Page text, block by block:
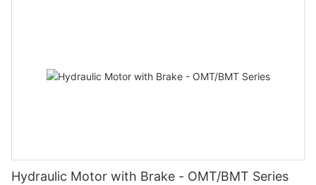
Hydraulic Motor with Brake - OMT/BMT Series